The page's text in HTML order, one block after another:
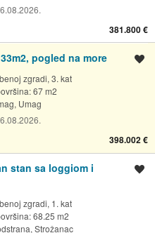
381.800 €
pogled na more
zgradi, 3. kat
67 m2
Umag
398.002 €
stan sa loggiom i
zgradi, 1. kat
68.25 m2
Strožanac